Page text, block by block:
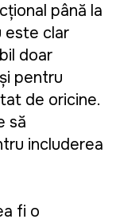
până la
este clar
doar
pentru
de oricine.
să
includerea
fi o